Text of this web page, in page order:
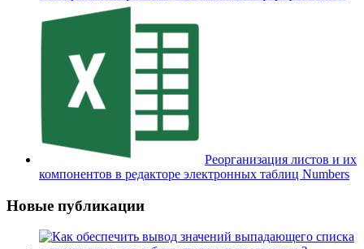
Реорганизация листов и их
компонентов в редакторе электронных таблиц Numbers
Новые публикации